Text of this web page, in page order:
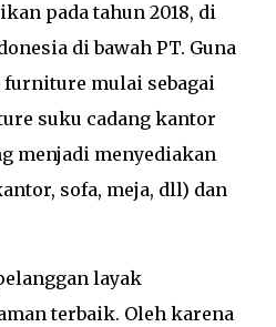
pada tahun 2018, di
di bawah PT. Guna
furniture mulai sebagai
suku cadang kantor
menjadi menyediakan
sofa, meja, dll) dan
layak
terbaik. Oleh karena